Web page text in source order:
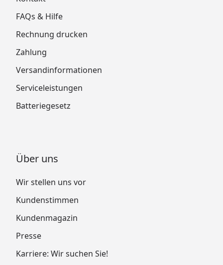
FAQs & Hilfe
Rechnung drucken
Zahlung
Versandinformationen
Serviceleistungen
Batteriegesetz
Über uns
Wir stellen uns vor
Kundenstimmen
Kundenmagazin
Presse
Karriere: Wir suchen Sie!